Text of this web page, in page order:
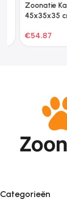
Zoonatie
45x35x35 cm
54.87
Categorieën